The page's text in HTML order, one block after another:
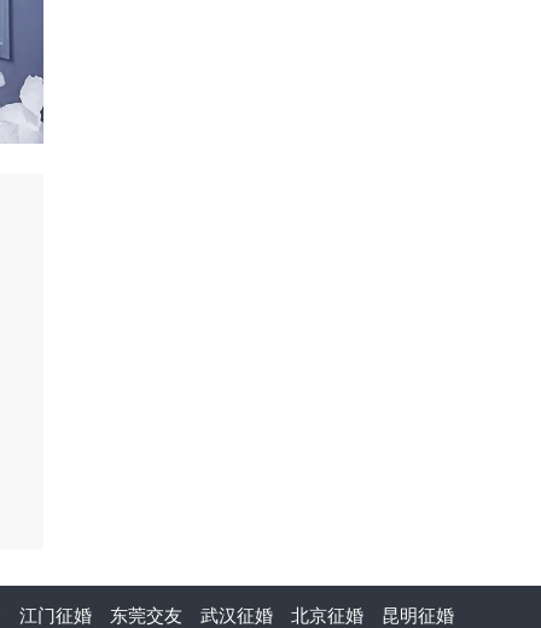
江门征婚 东莞交友 武汉征婚 北京征婚 昆明征婚